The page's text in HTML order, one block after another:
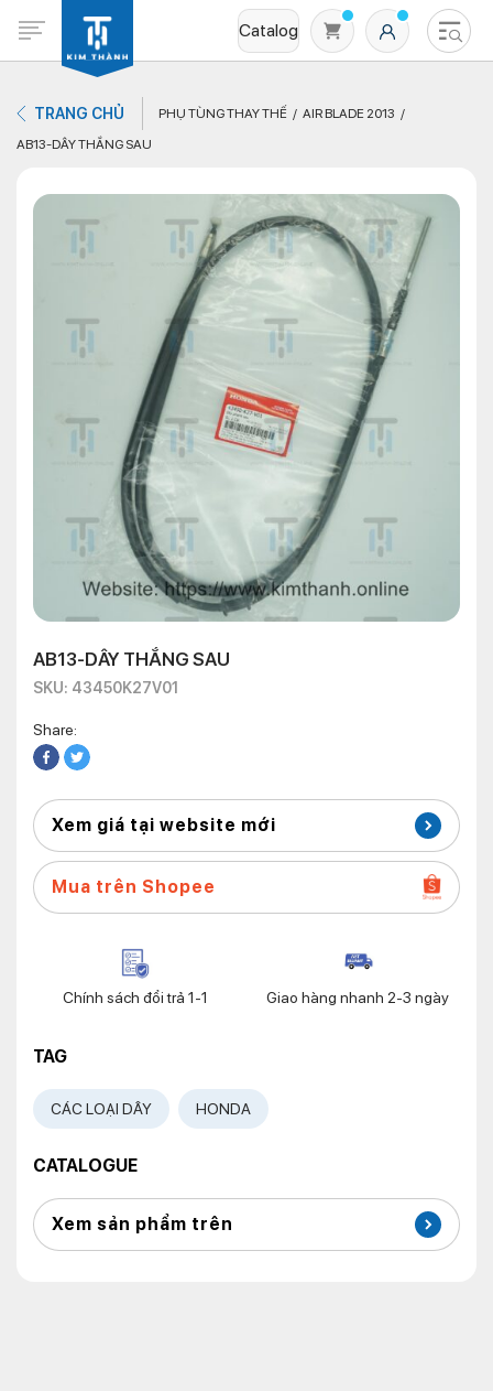
Catalog
Không có sản phẩm nào trong giỏ hàng
TRANG CHỦ PHỤ TÙNG THAY THẾ
AIR BLADE 2013
AB13-DÂY THẮNG SAU
AB13-DÂY THẮNG SAU
SKU: 43450K27V01
Share:
Xem giá tại website mới
Mua trên Shopee
Chính sách đổi trả 1-1 Giao hàng nhanh 2-3 ngày
TAG
CÁC LOẠI DÂY HONDA
CATALOGUE
Xem sản phẩm trên